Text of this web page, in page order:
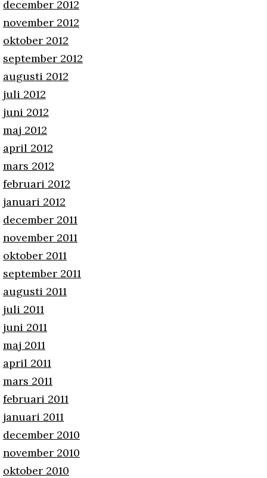
december 2012
november 2012
oktober 2012
september 2012
augusti 2012
juli 2012
juni 2012
maj 2012
april 2012
mars 2012
februari 2012
januari 2012
december 2011
november 2011
oktober 2011
september 2011
augusti 2011
juli 2011
juni 2011
maj 2011
april 2011
mars 2011
februari 2011
januari 2011
december 2010
november 2010
oktober 2010